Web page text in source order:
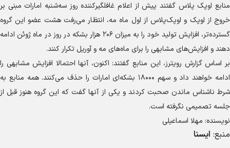
منابع اوپک پلاس گفتند پیش از اعلام غافلگیرکننده روز سه‌شنبه امارات مبنی بر
خروج از اوپک و اوپک‌پلاس از اول ماه مه، انتظار می‌رفت هشت عضو این گروه
گسترده‌تر، افزایش تولید خود را به میزان ۲۰۶ هزار بشکه در روز در ماه ژوئن ادامه
دهند و افزایش‌های مشابهی را برای ماه‌های مه و آوریل تکرار کنند.
بر اساس گزارش رویترز، این منابع گفتند: اکنون، آنها احتمالا افزایش مشابهی را
ادامه خواهند داد و سهم ۱۸۰۰۰ بشکه‌ای امارات را حذف می‌کنند. همه منابع به
شرط ناشناس ماندن صحبت کردند و یکی از آنها گفت که این گروه هنوز قبل از
جلسه تصمیمی نگرفته است.
نویسنده: مهلا اسماعیلی
منبع: ایسنا